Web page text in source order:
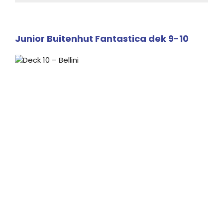
Junior Buitenhut Fantastica dek 9-10